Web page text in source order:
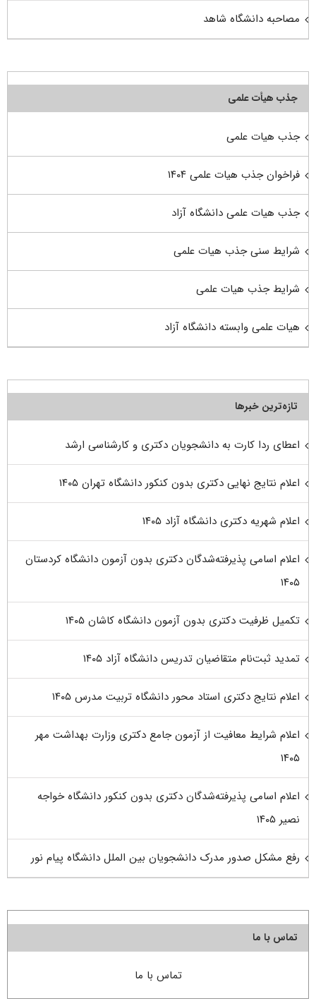
مصاحبه دانشگاه شاهد
جذب هیأت علمی
جذب هیات علمی
فراخوان جذب هیات علمی ۱۴۰۴
جذب هیات علمی دانشگاه آزاد
شرایط سنی جذب هیات علمی
شرایط جذب هیات علمی
هیات علمی وابسته دانشگاه آزاد
تازه‌ترین خبرها
اعطای ردا کارت به دانشجویان دکتری و کارشناسی ارشد
اعلام نتایج نهایی دکتری بدون کنکور دانشگاه تهران ۱۴۰۵
اعلام شهریه دکتری دانشگاه آزاد ۱۴۰۵
اعلام اسامی پذیرفته‌شدگان دکتری بدون آزمون دانشگاه کردستان
۱۴۰۵
تکمیل ظرفیت دکتری بدون آزمون دانشگاه کاشان ۱۴۰۵
تمدید ثبت‌نام متقاضیان تدریس دانشگاه آزاد ۱۴۰۵
اعلام نتایج دکتری استاد محور دانشگاه تربیت مدرس ۱۴۰۵
اعلام شرایط معافیت از آزمون جامع دکتری وزارت بهداشت مهر
۱۴۰۵
اعلام اسامی پذیرفته‌شدگان دکتری بدون کنکور دانشگاه خواجه
نصیر ۱۴۰۵
رفع مشکل صدور مدرک دانشجویان بین الملل دانشگاه پیام نور
تماس با ما
تماس با ما